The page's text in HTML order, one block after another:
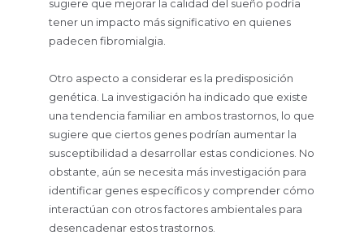
sugiere que mejorar la calidad del sueño podría
tener un impacto más significativo en quienes
padecen fibromialgia.
Otro aspecto a considerar es la predisposición
genética. La investigación ha indicado que existe
una tendencia familiar en ambos trastornos, lo que
sugiere que ciertos genes podrían aumentar la
susceptibilidad a desarrollar estas condiciones. No
obstante, aún se necesita más investigación para
identificar genes específicos y comprender cómo
interactúan con otros factores ambientales para
desencadenar estos trastornos.